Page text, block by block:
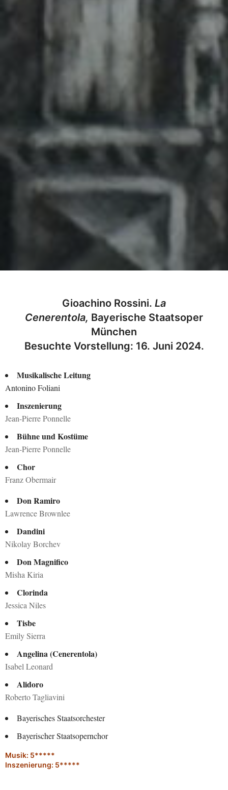
Gioachino Rossini. La
Cenerentola, Bayerische Staatsoper
München
Besuchte Vorstellung: 16. Juni 2024.
Musikalische Leitung
Antonino Foliani
Inszenierung
Jean-Pierre Ponnelle
Bühne und Kostüme
Jean-Pierre Ponnelle
Chor
Franz Obermair
Don Ramiro
Lawrence Brownlee
Dandini
Nikolay Borchev
Don Magnifico
Misha Kiria
Clorinda
Jessica Niles
Tisbe
Emily Sierra
Angelina (Cenerentola)
Isabel Leonard
Alidoro
Roberto Tagliavini
Bayerisches Staatsorchester
Bayerischer Staatsopernchor
Musik: 5*****
Inszenierung: 5*****